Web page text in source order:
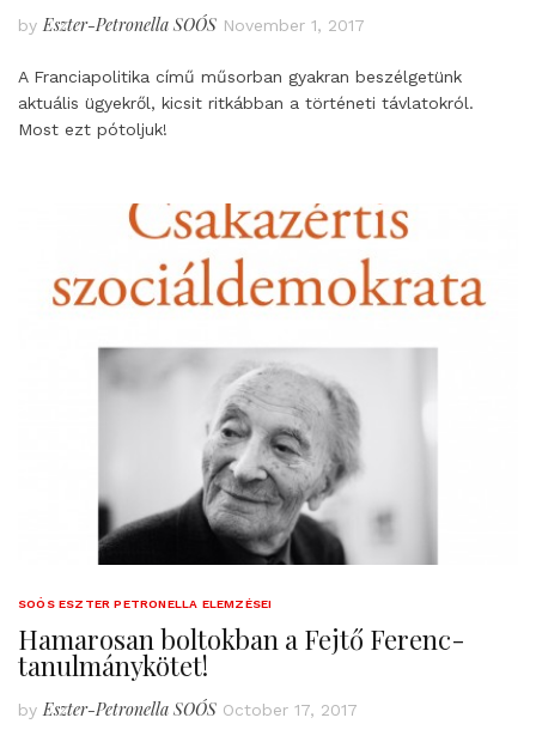
by Eszter-Petronella SOÓS November 1, 2017
A Franciapolitika című műsorban gyakran beszélgetünk
aktuális ügyekről, kicsit ritkábban a történeti távlatokról.
Most ezt pótoljuk!
SOÓS ESZTER PETRONELLA ELEMZÉSEI
Hamarosan boltokban a Fejtő Ferenc-
tanulmánykötet!
by Eszter-Petronella SOÓS October 17, 2017